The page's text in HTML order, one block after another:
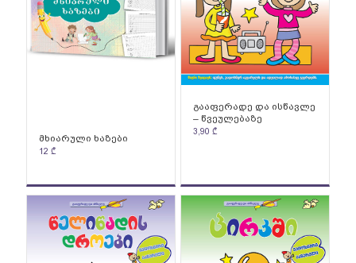
მხიარული ხაზები
12 ₾
გააფერადე და ისწავლე
– წვეულებაზე
3,90 ₾